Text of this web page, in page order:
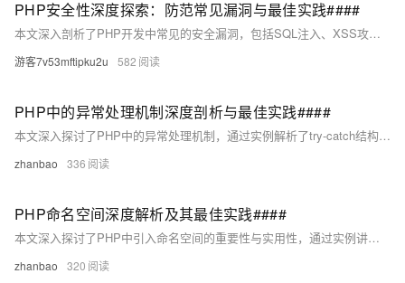
PHP安全性深度探索：防范常见漏洞与最佳实践####
本文深入剖析了PHP开发中常见的安全漏洞，包括SQL注入、XSS攻击、CSRF攻击及文件包含漏洞等，并针对每种漏洞提供了详尽的防御策略与最佳实践。通过实例分析，引导读者理解如何构建更加安全的PHP应用，确保数据完整性与用户隐私保护。 ####
游客7v53mftipku2u 582
PHP中的异常处理机制深度剖析与最佳实践####
本文深入探讨了PHP中的异常处理机制，通过实例解析了try-catch结构、自定义异常类以及多级异常捕获的高级用法。不同于常规摘要的概览性质，本文的摘要直接指向核心——即如何在复杂的项目开发中有效利用PHP的异常处理功能来提升代码的稳定性和可维护性，为读者揭示了构建健壮PHP应用程序的关键策略。 ####
zhanbao 336
PHP命名空间深度解析及其最佳实践####
本文深入探讨了PHP中引入命名空间的重要性与实用性，通过实例讲解了如何定义、使用及别名化命名空间，旨在帮助开发者有效避免代码冲突，提升项目的模块化与可维护性。同时，文章还涉及了PHP-FIG标准，引导读者遵循最佳实践，优化代码结构，促进团队协作效率。 ####
zhanbao 320